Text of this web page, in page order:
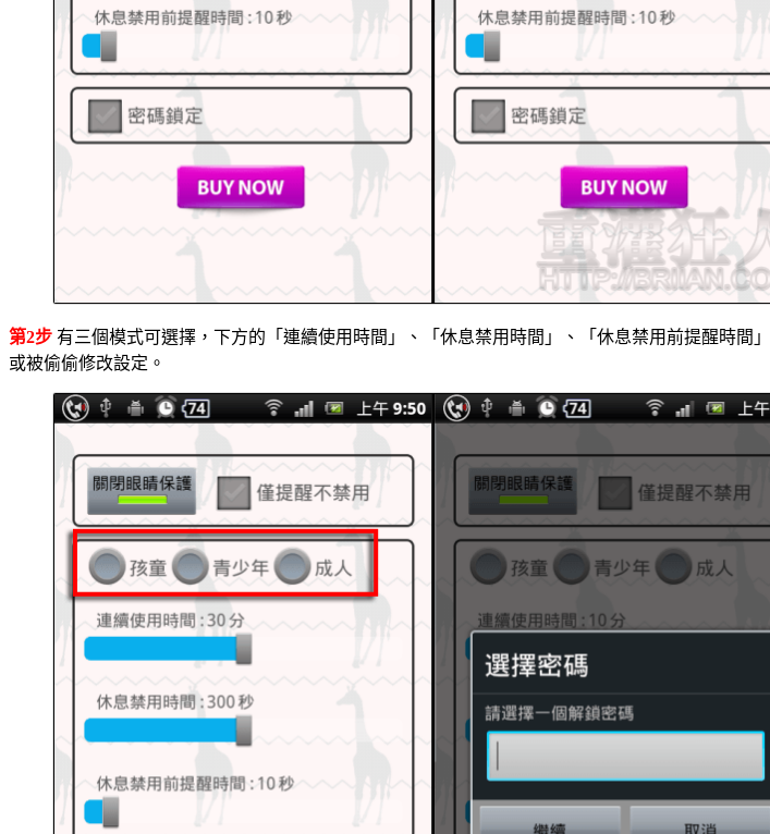
第2步 有三個模式可選擇，下方的「連續使用時間」、「休息禁用時間」、「休息禁用前提醒時
或被偷偷修改設定。